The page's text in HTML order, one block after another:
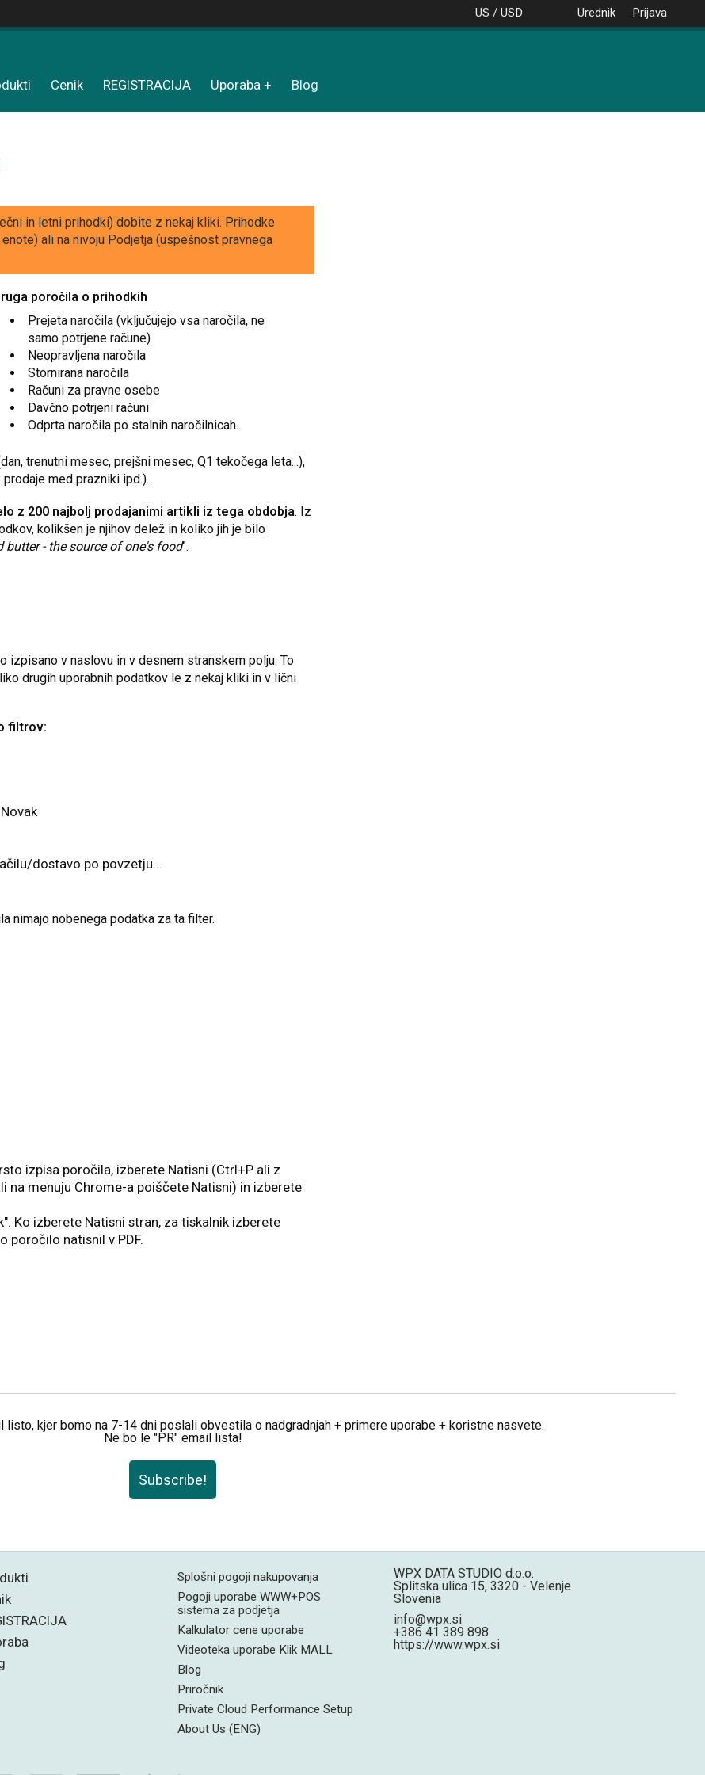
Prijava
Urednik
US / USD
Cenik REGISTRACIJA Uporaba Blog
in letni prihodki) dobite z nekaj kliki. Prihodke
ali na nivoju Podjetja (uspešnost pravnega
poročila o prihodkih
Prejeta naročila (vključujejo vsa naročila, ne
samo potrjene račune)
Neopravljena naročila
Stornirana naročila
Računi za pravne osebe
Davčno potrjeni računi
Odprta naročila po stalnih naročilnicah...
trenutni mesec, prejšni mesec, Q1 tekočega leta...),
med prazniki ipd.).
z 200 najbolj prodajanimi artikli iz tega obdobja. Iz
kolikšen je njihov delež in koliko jih je bilo
butter - the source of one's food".
izpisano v naslovu in v desnem stranskem polju. To
drugih uporabnih podatkov le z nekaj kliki in v lični
filtrov:
dostavo po povzetju...
nimajo nobenega podatka za ta filter.
izpisa poročila, izberete Natisni (Ctrl+P ali z
na menuju Chrome-a poiščete Natisni) in izberete
Ko izberete Natisni stran, za tiskalnik izberete
poročilo natisnil v PDF.
listo, kjer bomo na 7-14 dni poslali obvestila o nadgradnjah + primere uporabe + koristne nasvete.
Ne bo le "PR" email lista!
Subscribe!
Splošni pogoji nakupovanja
Pogoji uporabe WWW+POS
sistema za podjetja
Kalkulator cene uporabe
Videoteka uporabe Klik MALL
Blog
Priročnik
Private Cloud Performance Setup
About Us (ENG)
WPX DATA STUDIO d.o.o.
Splitska ulica 15, 3320 - Velenje
Slovenia
info@wpx.si
+386 41 389 898
https://www.wpx.si